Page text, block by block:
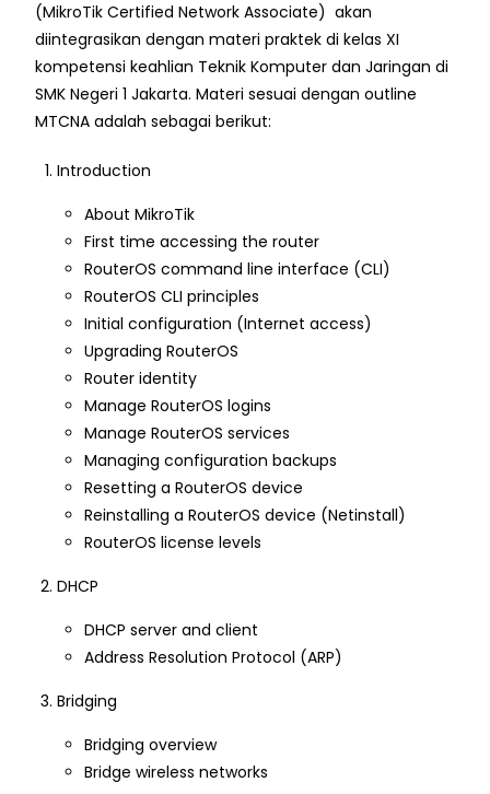
(MikroTik Certified Network Associate) akan
diintegrasikan dengan materi praktek di kelas XI
kompetensi keahlian Teknik Komputer dan Jaringan di
SMK Negeri 1 Jakarta. Materi sesuai dengan outline
MTCNA adalah sebagai berikut:
Introduction
About MikroTik
First time accessing the router
RouterOS command line interface (CLI)
RouterOS CLI principles
Initial configuration (Internet access)
Upgrading RouterOS
Router identity
Manage RouterOS logins
Manage RouterOS services
Managing configuration backups
Resetting a RouterOS device
Reinstalling a RouterOS device (Netinstall)
RouterOS license levels
DHCP
DHCP server and client
Address Resolution Protocol (ARP)
Bridging
Bridging overview
Bridge wireless networks